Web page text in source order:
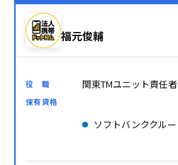
福元俊輔
役 職 関東TMユニット責任者
保有資格
ソフトバンククルー